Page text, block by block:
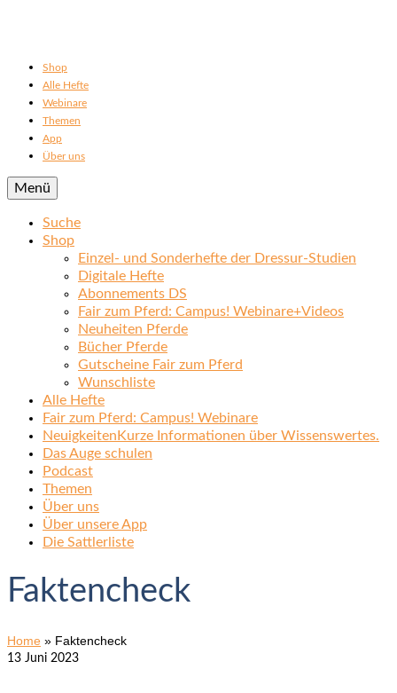
Shop
Alle Hefte
Webinare
Themen
App
Über uns
Menü
Suche
Shop
Einzel- und Sonderhefte der Dressur-Studien
Digitale Hefte
Abonnements DS
Fair zum Pferd: Campus! Webinare+Videos
Neuheiten Pferde
Bücher Pferde
Gutscheine Fair zum Pferd
Wunschliste
Alle Hefte
Fair zum Pferd: Campus! Webinare
Neuigkeiten Kurze Informationen über Wissenswertes.
Das Auge schulen
Podcast
Themen
Über uns
Über unsere App
Die Sattlerliste
Faktencheck
Home » Faktencheck
13 Juni 2023